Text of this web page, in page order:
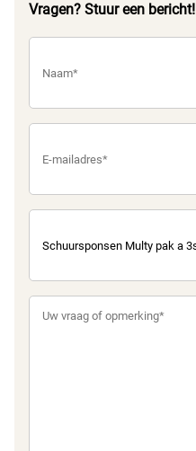
Vragen? Stuur een bericht!